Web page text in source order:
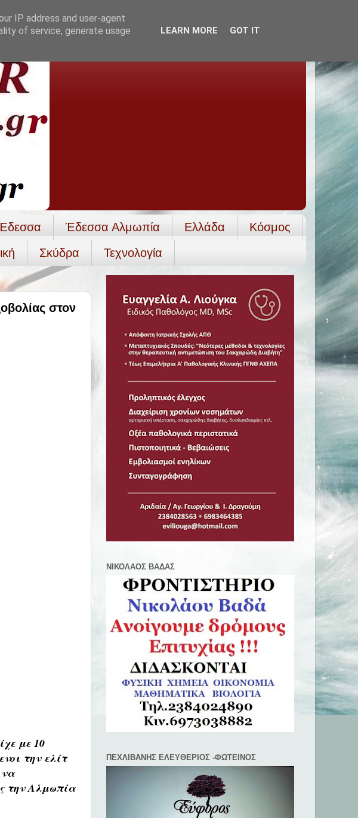
Έδεσσα Αλμωπία Ελλάδα
Κόσμος
Σκύδρα Τεχνολογία
στον
με 10
την ελίτ
να
την Αλμωπία
ΝΙΚΟΛΑΟΣ ΒΑΔΑΣ
ΠΕΧΛΙΒANΗΣ ΕΛΕΥΘΕΡΙΟΣ -ΦΩΤΕΙΝΟΣ
IP address and user-agent
of service, generate usage
LEARN MORE GOT IT